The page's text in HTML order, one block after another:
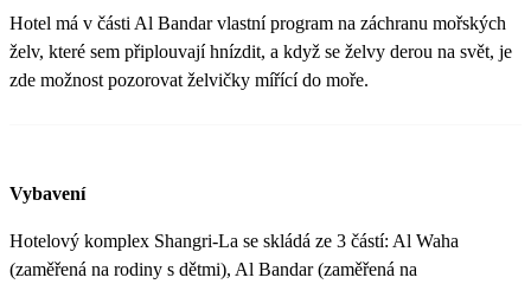
Hotel má v části Al Bandar vlastní program na záchranu mořských
želv, které sem připlouvají hnízdit, a když se želvy derou na svět, je
zde možnost pozorovat želvičky mířící do moře.
Vybavení
Hotelový komplex Shangri-La se skládá ze 3 částí: Al Waha
(zaměřená na rodiny s dětmi), Al Bandar (zaměřená na